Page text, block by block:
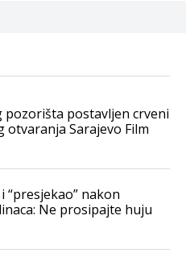
postavljen crveni
Sarajevo Film
“presjekao” nakon
Ne prosipajte huju